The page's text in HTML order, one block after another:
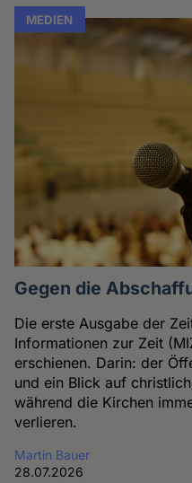
MEDIEN
Gegen die
Die erste Ausgabe der
Informationen zur Zeit
erschienen. Darin: der
und ein Blick auf
während die Kirchen
verlieren.
Martin Bauer
28.07.2026